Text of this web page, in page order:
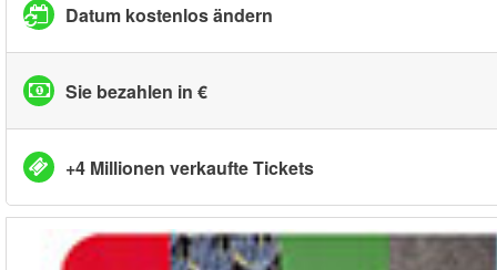
Datum kostenlos ändern
Sie bezahlen in €
+4 Millionen verkaufte Tickets